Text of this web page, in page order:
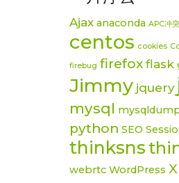
Ajax anaconda APC冲突
centos cookies
firebug firefox flask
Jimmy jquery
mysql
python SEO
thinksns
webrtc WordPress